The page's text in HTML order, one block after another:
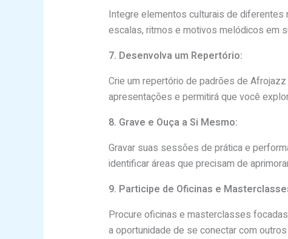
Integre elementos culturais de diferentes
escalas, ritmos e motivos melódicos em
7. Desenvolva um Repertório:
Crie um repertório de padrões de
apresentações e permitirá que você
8. Grave e Ouça a Si Mesmo:
Gravar suas sessões de prática e
identificar áreas que precisam de
9. Participe de Oficinas e
Procure oficinas e masterclasses
a oportunidade de se conectar com